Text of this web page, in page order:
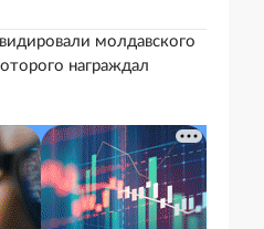
молдавского
награждал